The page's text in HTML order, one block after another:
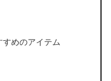
めのアイテム